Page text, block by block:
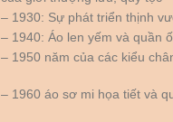
– 1930: Sự phát triển thịnh
– 1940: Áo len yếm và quần
– 1950 năm của các kiểu
– 1960 áo sơ mi họa tiết và